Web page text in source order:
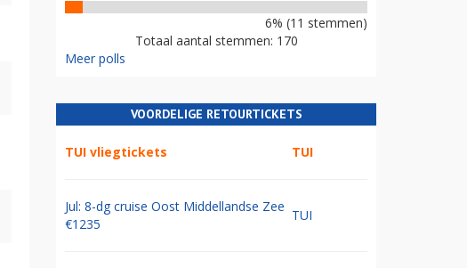
6% (11 stemmen)
Totaal aantal stemmen: 170
Meer polls
VOORDELIGE RETOURTICKETS
TUI vliegtickets TUI
Jul: 8-dg cruise Oost Middellandse Zee
€1235
TUI